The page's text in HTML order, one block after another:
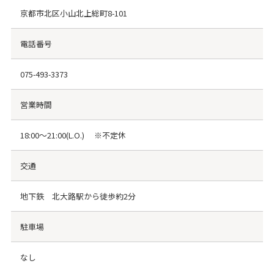
京都市北区小山北上総町8-101
電話番号
075-493-3373
営業時間
18:00～21:00(L.O.) ※不定休
交通
地下鉄 北大路駅から徒歩約2分
駐車場
なし